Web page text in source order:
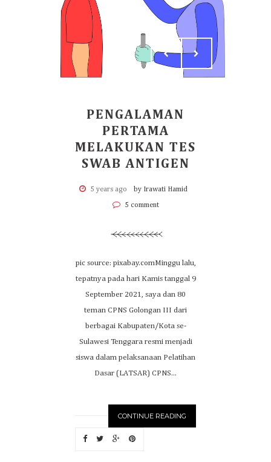
PENGALAMAN
PERTAMA
MELAKUKAN TES
SWAB ANTIGEN
5 years ago by Irawati Hamid
5 comment
pic source: pixabay.comMinggu lalu,
tepatnya pada hari Kamis tanggal 9
September 2021, saya dan 80
teman CPNS Golongan III dari
berbagai Kabupaten/Kota se-
Sulawesi Tenggara resmi menjadi
siswa dalam pelaksanaan Pelatihan
Dasar (LATSAR) CPNS...
CONTINUE READING